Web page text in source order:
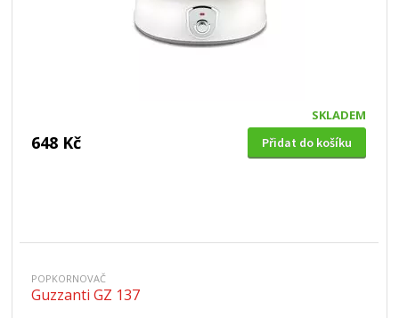
SKLADEM
648 Kč Přidat do košíku
POPKORNOVAČ
Guzzanti GZ 137